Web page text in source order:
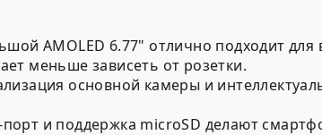
AMOLED 6.77" отлично подходит для
меньше зависеть от розетки.
основной камеры и
и поддержка microSD делают